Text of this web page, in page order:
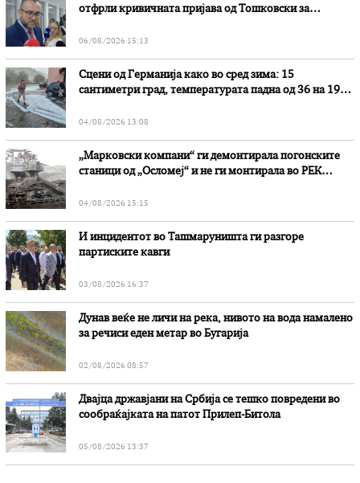
отфрли кривичната пријава од Тошковски за
06/08/2026 15:13
Сцени од Германија како во сред зима: 15
сантиметри град, температурата падна од 36 на 19
04/08/2026 13:08
„Марковски компани“ ги демонтирала погонските
станици од „Осломеј“ и не ги монтирала во РЕК
04/08/2026 15:15
И инцидентот во Ташмаруништa ги разгоре
партиските кавги
03/08/2026 16:37
Дунав веќе не личи на река, нивото на вода намалено
за речиси еден метар во Бугарија
02/08/2026 08:57
Двајца државјани на Србија се тешко повредени во
сообраќајката на патот Прилеп-Битола
05/08/2026 13:37